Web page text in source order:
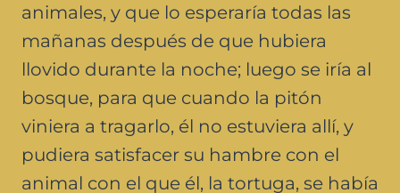
animales, y que lo esperaría todas las
mañanas después de que hubiera
llovido durante la noche; luego se iría al
bosque, para que cuando la pitón
viniera a tragarlo, él no estuviera allí, y
pudiera satisfacer su hambre con el
animal con el que él, la tortuga, se había